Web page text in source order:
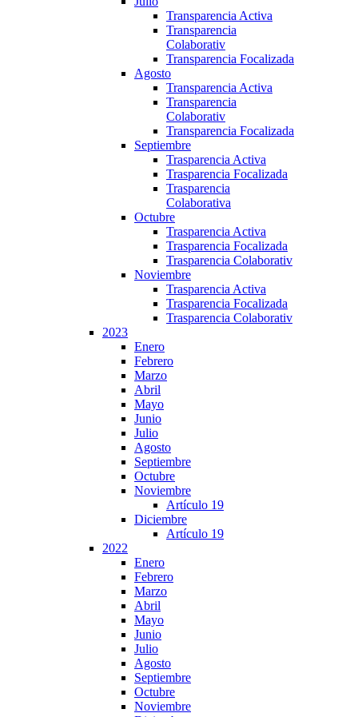
Transparencia Activa
Transparencia
Colaborativ
Transparencia Focalizada
Agosto
Transparencia Activa
Transparencia
Colaborativ
Transparencia Focalizada
Septiembre
Trasparencia Activa
Trasparencia Focalizada
Trasparencia
Colaborativa
Octubre
Trasparencia Activa
Trasparencia Focalizada
Trasparencia Colaborativ
Noviembre
Trasparencia Activa
Trasparencia Focalizada
Trasparencia Colaborativ
2023
Enero
Febrero
Marzo
Abril
Mayo
Junio
Julio
Agosto
Septiembre
Octubre
Noviembre
Artículo 19
Diciembre
Artículo 19
2022
Enero
Febrero
Marzo
Abril
Mayo
Junio
Julio
Agosto
Septiembre
Octubre
Noviembre